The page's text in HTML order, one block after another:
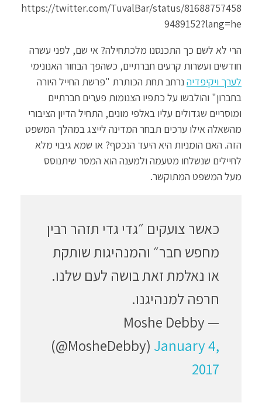
https://twitter.com/TuvalBar/status/81688757458
9489152?lang=he
הרי לא לשם כך התכנסנו מלכתחילה? אי שם, לפני עשרה
חודשים ועשרות קרעים חברתיים, כשהפך הבחור האנונימי
לערך ויקיפדיה נרחב תחת הכותרת "פרשת החייל היורה
בחברון" והולבשו על כתפיו הצנומות פערים חברתיים
ומוסריים שגדולים עליו באלפי מונים, התחיל הדיון הציבורי
מהשאלה אילו ערכים תבחר המדינה לייצג במהלך המשפט
הזה. האם הומניות היא היעד הנכסף? או שמא גיבוי מלא
לחיילים שנשלחו מטעמה ולמענה הוא המסר שיתנוסס
מעל המשפט המתוקשר.
כאשר צועקים ״גדי גדי תזהר רבין
מחפש חבר״ והמנהיגות שותקת
או נאלמת זאת בושה לעם שלנו.
חרפה למנהיגנו.
— Moshe Debby
(@MosheDebby) January 4,
2017